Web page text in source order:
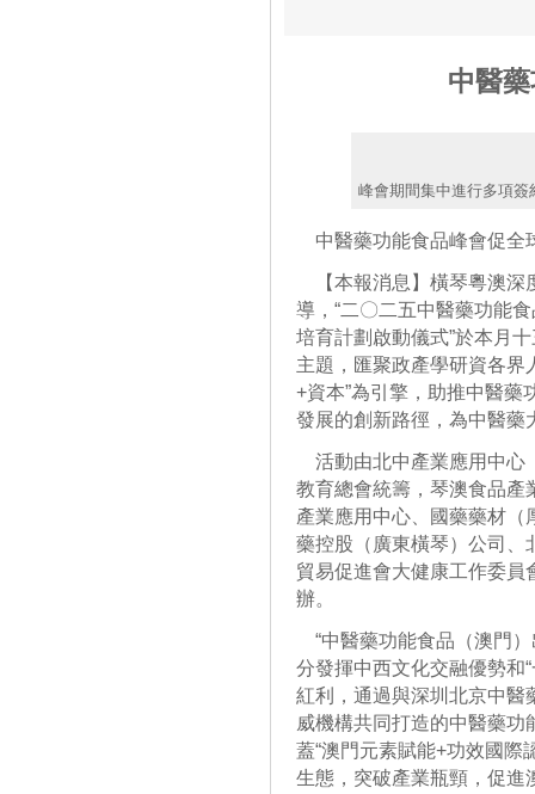
中醫
峰會期間集中進行多項簽
中醫藥功能食品峰會促全
【本報消息】橫琴粵澳深
導，“二〇二五中醫藥功能
培育計劃啟動儀式”於本月
主題，匯聚政產學研資各界
+資本”為引擎，助推中醫藥
發展的創新路徑，為中醫藥
活動由北中產業應用中心
教育總會統籌，琴澳食品產
產業應用中心、國藥藥材（
藥控股（廣東橫琴）公司、
貿易促進會大健康工作委員
辦。
“中醫藥功能食品（澳門
分發揮中西文化交融優勢和
紅利，通過與深圳北京中醫
威機構共同打造的中醫藥功
蓋“澳門元素賦能+功效國際
生態，突破產業瓶頸，促進